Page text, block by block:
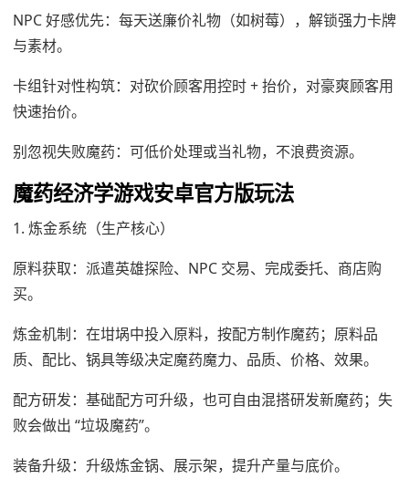
NPC 好感优先：每天送廉价礼物（如树莓），解锁强力卡牌
与素材。
卡组针对性构筑：对砍价顾客用控时 + 抬价，对豪爽顾客用
快速抬价。
别忽视失败魔药：可低价处理或当礼物，不浪费资源。
魔药经济学游戏安卓官方版玩法
1. 炼金系统（生产核心）
原料获取：派遣英雄探险、NPC 交易、完成委托、商店购
买。
炼金机制：在坩埚中投入原料，按配方制作魔药；原料品
质、配比、锅具等级决定魔药魔力、品质、价格、效果。
配方研发：基础配方可升级，也可自由混搭研发新魔药；失
败会做出 “垃圾魔药”。
装备升级：升级炼金锅、展示架，提升产量与底价。